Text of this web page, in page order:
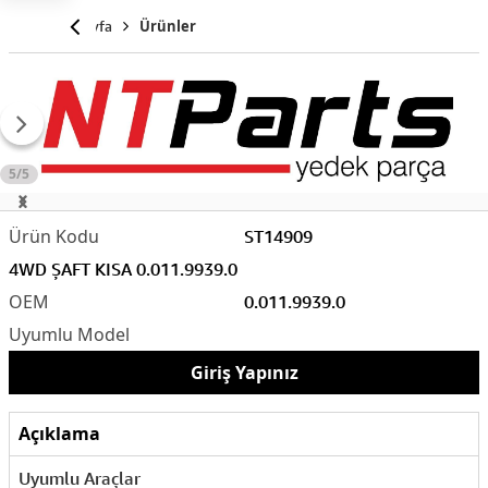
Anasayfa Ürünler
5/5
ST14909
0.011.9939.0
4WD ŞAFT KISA 0.011.9939.0
Giriş Yapınız
Açıklama
Uyumlu Araçlar